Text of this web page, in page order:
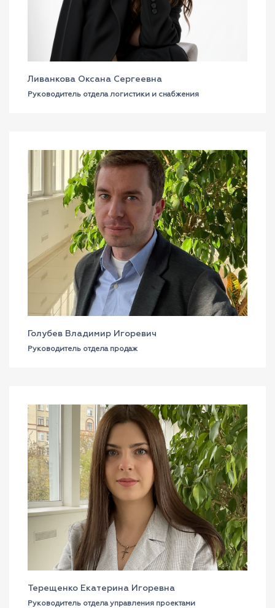
Ливанкова Оксана Сергеевна
Руководитель отдела логистики и снабжения
Голубев Владимир Игоревич
Руководитель отдела продаж
Терещенко Екатерина Игоревна
Руководитель отдела управления проектами